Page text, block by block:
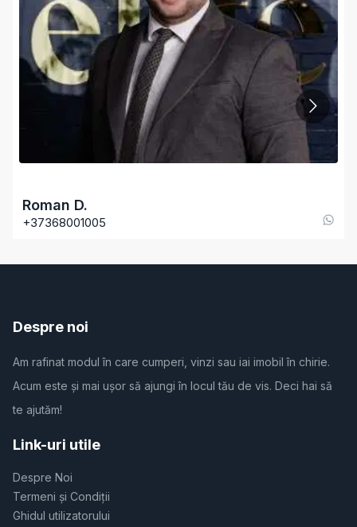
Roman D.
+37368001005
Despre noi
Am rafinat modul în care cumperi, vinzi sau iai imobil în chirie.
Acum este și mai ușor să ajungi în locul tău de vis. Deci hai să
te ajutăm!
Link-uri utile
Despre Noi
Termeni și Condiții
Ghidul utilizatorului